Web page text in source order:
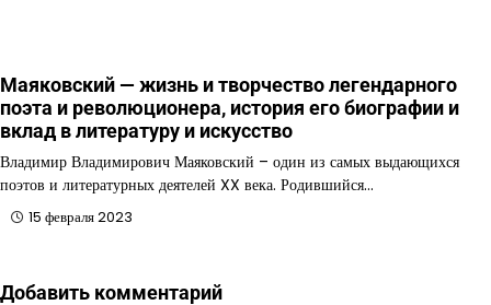
Маяковский — жизнь и творчество легендарного
поэта и революционера, история его биографии и
вклад в литературу и искусство
Владимир Владимирович Маяковский – один из самых выдающихся
поэтов и литературных деятелей XX века. Родившийся…
15 февраля 2023
Добавить комментарий